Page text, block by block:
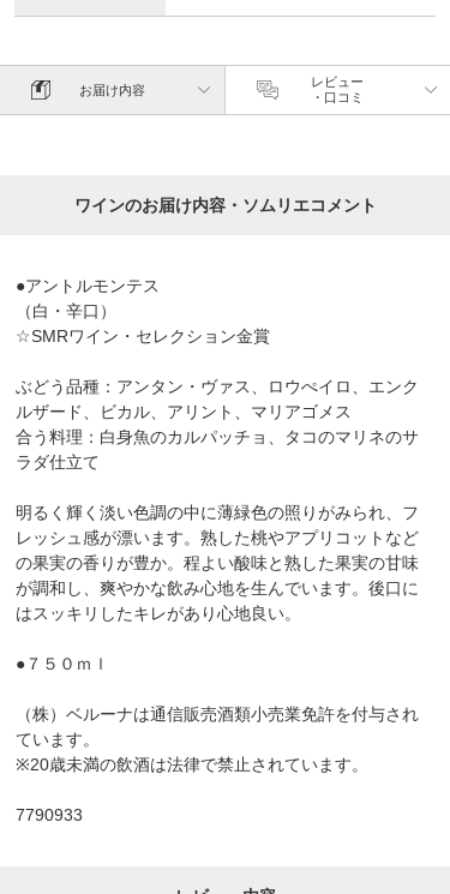
お届け内容
レビュー
・口コミ
ワインのお届け内容・ソムリエコメント
●アントルモンテス
（白・辛口）
☆SMRワイン・セレクション金賞
ぶどう品種：アンタン・ヴァス、ロウぺイロ、エンク
ルザード、ビカル、アリント、マリアゴメス
合う料理：白身魚のカルパッチョ、タコのマリネのサ
ラダ仕立て
明るく輝く淡い色調の中に薄緑色の照りがみられ、フ
レッシュ感が漂います。熟した桃やアプリコットなど
の果実の香りが豊か。程よい酸味と熟した果実の甘味
が調和し、爽やかな飲み心地を生んでいます。後口に
はスッキリしたキレがあり心地良い。
●７５０ｍｌ
（株）ベルーナは通信販売酒類小売業免許を付与され
ています。
※20歳未満の飲酒は法律で禁止されています。
7790933